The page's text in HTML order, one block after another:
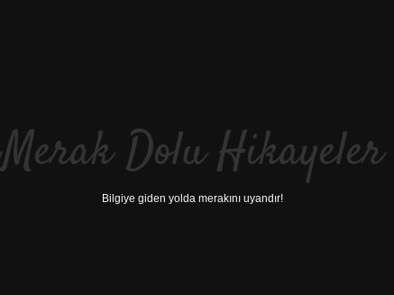
Merak Dolu Hikayeler
Bilgiye giden yolda merakını uyandır!